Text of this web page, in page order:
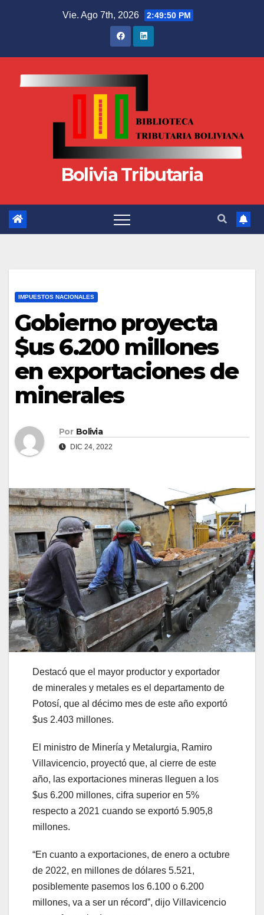
Vie. Ago 7th, 2026 2:49:50 PM
Bolivia Tributaria
IMPUESTOS NACIONALES
Gobierno proyecta
$us 6.200 millones
en exportaciones de
minerales
Por Bolivia
DIC 24, 2022
Destacó que el mayor productor y exportador
de minerales y metales es el departamento de
Potosí, que al décimo mes de este año exportó
$us 2.403 millones.
El ministro de Minería y Metalurgia, Ramiro
Villavicencio, proyectó que, al cierre de este
año, las exportaciones mineras lleguen a los
$us 6.200 millones, cifra superior en 5%
respecto a 2021 cuando se exportó 5.905,8
millones.
“En cuanto a exportaciones, de enero a octubre
de 2022, en millones de dólares 5.521,
posiblemente pasemos los 6.100 o 6.200
millones, va a ser un récord”, dijo Villavicencio